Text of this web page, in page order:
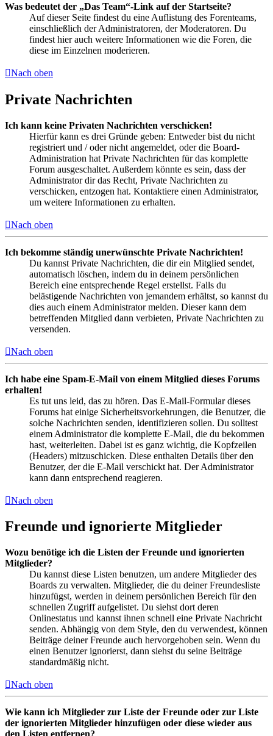
Was bedeutet der „Das Team“-Link auf der Startseite?
Auf dieser Seite findest du eine Auflistung des Forenteams,
einschließlich der Administratoren, der Moderatoren. Du
findest hier auch weitere Informationen wie die Foren, die
diese im Einzelnen moderieren.
Nach oben
Private Nachrichten
Ich kann keine Privaten Nachrichten verschicken!
Hierfür kann es drei Gründe geben: Entweder bist du nicht
registriert und / oder nicht angemeldet, oder die Board-
Administration hat Private Nachrichten für das komplette
Forum ausgeschaltet. Außerdem könnte es sein, dass der
Administrator dir das Recht, Private Nachrichten zu
verschicken, entzogen hat. Kontaktiere einen Administrator,
um weitere Informationen zu erhalten.
Nach oben
Ich bekomme ständig unerwünschte Private Nachrichten!
Du kannst Private Nachrichten, die dir ein Mitglied sendet,
automatisch löschen, indem du in deinem persönlichen
Bereich eine entsprechende Regel erstellst. Falls du
belästigende Nachrichten von jemandem erhältst, so kannst du
dies auch einem Administrator melden. Dieser kann dem
betreffenden Mitglied dann verbieten, Private Nachrichten zu
versenden.
Nach oben
Ich habe eine Spam-E-Mail von einem Mitglied dieses Forums
erhalten!
Es tut uns leid, das zu hören. Das E-Mail-Formular dieses
Forums hat einige Sicherheitsvorkehrungen, die Benutzer, die
solche Nachrichten senden, identifizieren sollen. Du solltest
einem Administrator die komplette E-Mail, die du bekommen
hast, weiterleiten. Dabei ist es ganz wichtig, die Kopfzeilen
(Headers) mitzuschicken. Diese enthalten Details über den
Benutzer, der die E-Mail verschickt hat. Der Administrator
kann dann entsprechend reagieren.
Nach oben
Freunde und ignorierte Mitglieder
Wozu benötige ich die Listen der Freunde und ignorierten
Mitglieder?
Du kannst diese Listen benutzen, um andere Mitglieder des
Boards zu verwalten. Mitglieder, die du deiner Freundesliste
hinzufügst, werden in deinem persönlichen Bereich für den
schnellen Zugriff aufgelistet. Du siehst dort deren
Onlinestatus und kannst ihnen schnell eine Private Nachricht
senden. Abhängig von dem Style, den du verwendest, können
Beiträge deiner Freunde auch hervorgehoben sein. Wenn du
einen Benutzer ignorierst, dann siehst du seine Beiträge
standardmäßig nicht.
Nach oben
Wie kann ich Mitglieder zur Liste der Freunde oder zur Liste
der ignorierten Mitglieder hinzufügen oder diese wieder aus